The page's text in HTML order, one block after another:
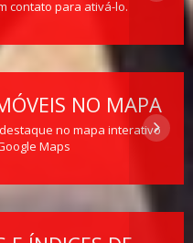
contato para ativá-lo.
NO MAPA
no mapa interativo
Maps